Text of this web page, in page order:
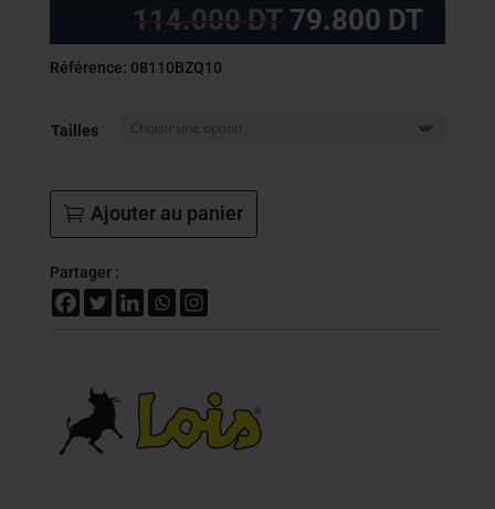
114.000DT Le
prix
79.800 DTLe
prix
Référence: 08110BZQ10
Tailles
Ajouter au panier
Partager :